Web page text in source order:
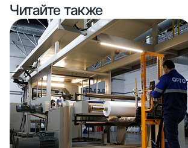
Читайте также